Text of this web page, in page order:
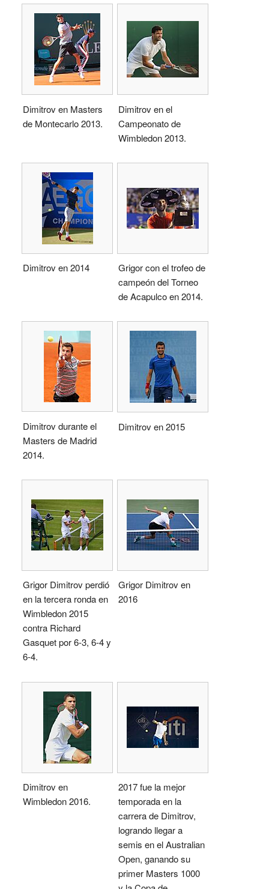
Dimitrov en Masters
de Montecarlo 2013.
Dimitrov en el
Campeonato de
Wimbledon 2013.
Dimitrov en 2014
Grigor con el trofeo de
campeón del Torneo
de Acapulco en 2014.
Dimitrov durante el
Masters de Madrid
2014.
Dimitrov en 2015
Grigor Dimitrov perdió
en la tercera ronda en
Wimbledon 2015
contra Richard
Gasquet por 6-3, 6-4 y
6-4.
Grigor Dimitrov en
2016
Dimitrov en
Wimbledon 2016.
2017 fue la mejor
temporada en la
carrera de Dimitrov,
logrando llegar a
semis en el Australian
Open, ganando su
primer Masters 1000